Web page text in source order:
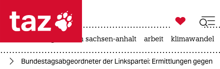
 taz zahl ich
taz zahl ich

taz zahl ich
landtagswahl in sachsen-anhalt arbeit klimawandel
Bundestagsabgeordneter der Linkspartei: Ermittlungen gegen